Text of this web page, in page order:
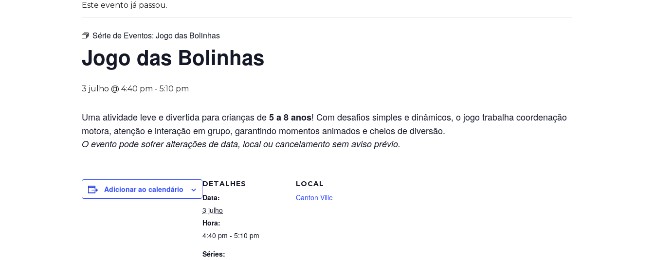
Este evento já passou.
Série de Eventos: Jogo das Bolinhas
Jogo das Bolinhas
3 julho @ 4:40 pm - 5:10 pm
Uma atividade leve e divertida para crianças de5 a 8 anos! Com desafios simples e dinâmicos, o jogo trabalha coordenação
motora, atenção e interação em grupo, garantindo momentos animados e cheios de diversão.
O evento pode sofrer alterações de data, local ou cancelamento sem aviso prévio.
Adicionar ao calendário
DETALHES
Data:
3 julho
Hora:
4:40 pm - 5:10 pm
Séries:
LOCAL
Canton Ville